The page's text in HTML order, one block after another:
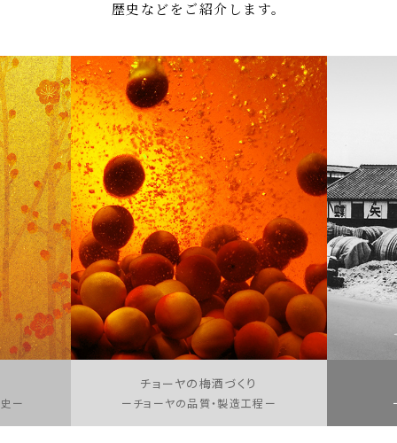
歴史などをご紹介します。
ー
チョーヤの梅酒づくり
ーチョーヤの品質・製造工程ー